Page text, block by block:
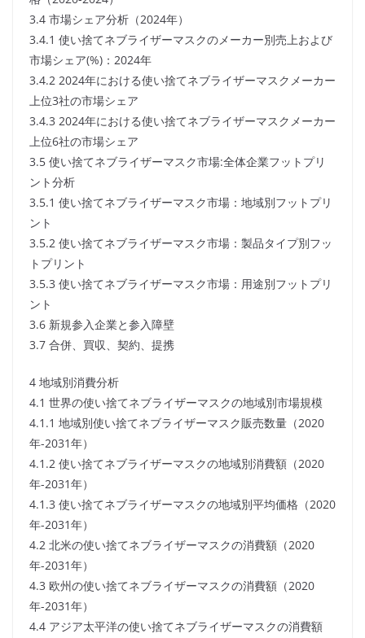
3.4 市場シェア分析（2024年）
3.4.1 使い捨てネブライザーマスクのメーカー別売上および
市場シェア(%)：2024年
3.4.2 2024年における使い捨てネブライザーマスクメーカー
上位3社の市場シェア
3.4.3 2024年における使い捨てネブライザーマスクメーカー
上位6社の市場シェア
3.5 使い捨てネブライザーマスク市場:全体企業フットプリ
ント分析
3.5.1 使い捨てネブライザーマスク市場：地域別フットプリ
ント
3.5.2 使い捨てネブライザーマスク市場：製品タイプ別フッ
トプリント
3.5.3 使い捨てネブライザーマスク市場：用途別フットプリ
ント
3.6 新規参入企業と参入障壁
3.7 合併、買収、契約、提携
4 地域別消費分析
4.1 世界の使い捨てネブライザーマスクの地域別市場規模
4.1.1 地域別使い捨てネブライザーマスク販売数量（2020
年-2031年）
4.1.2 使い捨てネブライザーマスクの地域別消費額（2020
年-2031年）
4.1.3 使い捨てネブライザーマスクの地域別平均価格（2020
年-2031年）
4.2 北米の使い捨てネブライザーマスクの消費額（2020
年-2031年）
4.3 欧州の使い捨てネブライザーマスクの消費額（2020
年-2031年）
4.4 アジア太平洋の使い捨てネブライザーマスクの消費額